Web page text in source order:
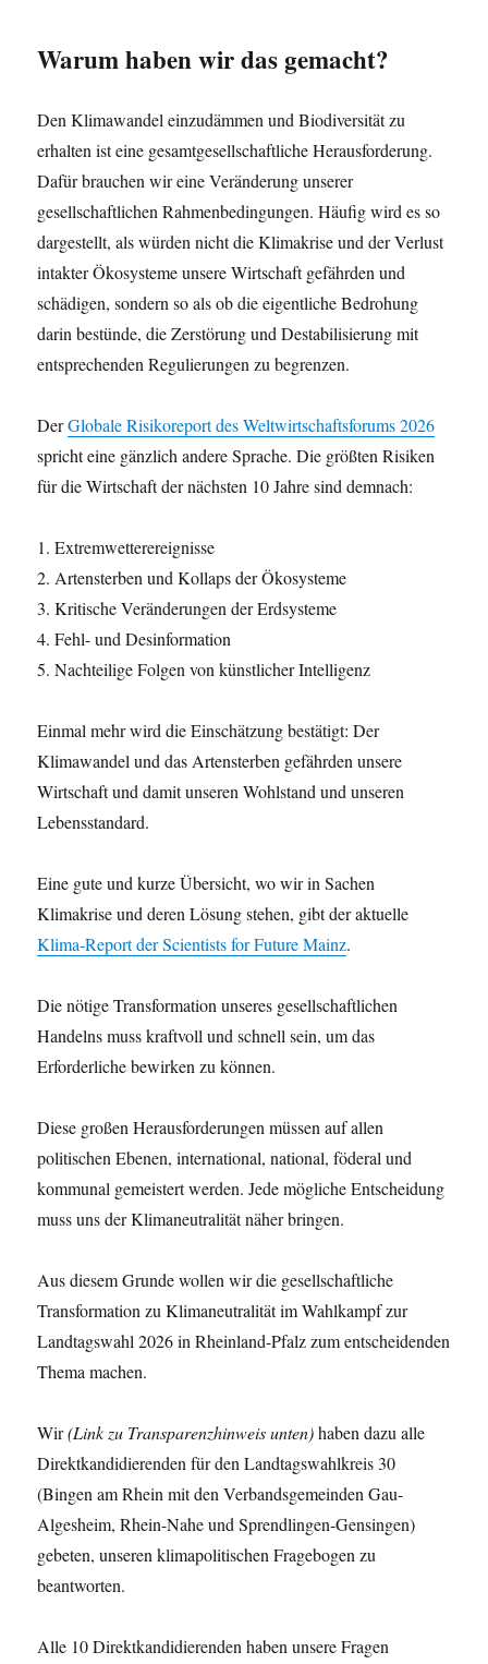
Warum haben wir das gemacht?
Den Klimawandel einzudämmen und Biodiversität zu
erhalten ist eine gesamtgesellschaftliche Herausforderung.
Dafür brauchen wir eine Veränderung unserer
gesellschaftlichen Rahmenbedingungen. Häufig wird es so
dargestellt, als würden nicht die Klimakrise und der Verlust
intakter Ökosysteme unsere Wirtschaft gefährden und
schädigen, sondern so als ob die eigentliche Bedrohung
darin bestünde, die Zerstörung und Destabilisierung mit
entsprechenden Regulierungen zu begrenzen.
DerGlobale Risikoreport des Weltwirtschaftsforums 2026
spricht eine gänzlich andere Sprache. Die größten Risiken
für die Wirtschaft der nächsten 10 Jahre sind demnach:
1. Extremwetterereignisse
2. Artensterben und Kollaps der Ökosysteme
3. Kritische Veränderungen der Erdsysteme
4. Fehl- und Desinformation
5. Nachteilige Folgen von künstlicher Intelligenz
Einmal mehr wird die Einschätzung bestätigt: Der
Klimawandel und das Artensterben gefährden unsere
Wirtschaft und damit unseren Wohlstand und unseren
Lebensstandard.
Eine gute und kurze Übersicht, wo wir in Sachen
Klimakrise und deren Lösung stehen, gibt der aktuelle
Klima-Report der Scientists for Future Mainz.
Die nötige Transformation unseres gesellschaftlichen
Handelns muss kraftvoll und schnell sein, um das
Erforderliche bewirken zu können.
Diese großen Herausforderungen müssen auf allen
politischen Ebenen, international, national, föderal und
kommunal gemeistert werden. Jede mögliche Entscheidung
muss uns der Klimaneutralität näher bringen.
Aus diesem Grunde wollen wir die gesellschaftliche
Transformation zu Klimaneutralität im Wahlkampf zur
Landtagswahl 2026 in Rheinland-Pfalz zum entscheidenden
Thema machen.
Wir(Link zu Transparenzhinweis unten)haben dazu alle
Direktkandidierenden für den Landtagswahlkreis 30
(Bingen am Rhein mit den Verbandsgemeinden Gau-
Algesheim, Rhein-Nahe und Sprendlingen-Gensingen)
gebeten, unseren klimapolitischen Fragebogen zu
beantworten.
Alle 10 Direktkandidierenden haben unsere Fragen